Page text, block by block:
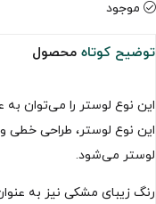
موجود
توضیح کوتاه محصول
این نوع لوستر را می‌توان
این نوع لوستر، طراحی
لوستر می‌شود.
رنگ زیبای مشکی نیز به